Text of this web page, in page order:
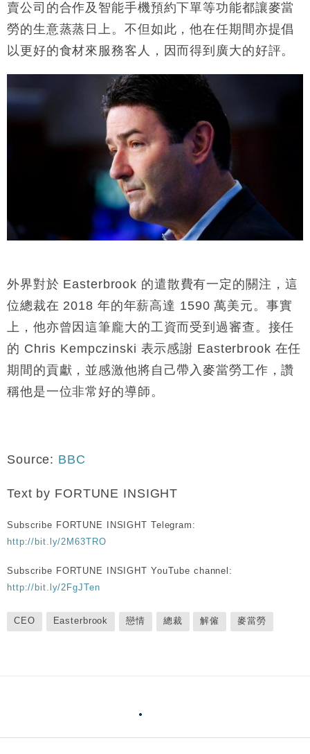
賣公司的合作及智能手機預約下單等功能都讓麥當
勞的生意蒸蒸日上。不但如此，他在任期間亦提倡
以更好的食材來服務客人，因而得到廣大的好評。
外界對於 Easterbrook 的遣散費有一定的關注，這
位總裁在 2018 年的年薪高達 1590 萬美元。事實
上，他亦曾因這筆龐大的工資而受到過審查。接任
的 Chris Kempczinski 表示感謝 Easterbrook 在任
期間的貢獻，並感激他將自己帶入麥當勞工作，讚
稱他是一位非常好的導師。
Source: BBC
Text by FORTUNE INSIGHT
Subscribe FORTUNE INSIGHT Telegram:
http://bit.ly/2M63TRO
Subscribe FORTUNE INSIGHT YouTube channel:
http://bit.ly/2FgJTen
CEO Easterbrook 戀情 總裁 解僱 麥當勞